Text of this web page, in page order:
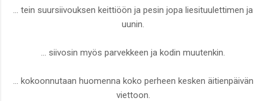
... tein suursiivouksen keittiöön ja pesin jopa liesituulettimen ja
uunin.
... siivosin myös parvekkeen ja kodin muutenkin.
... kokoonnutaan huomenna koko perheen kesken äitienpäivän
viettoon.